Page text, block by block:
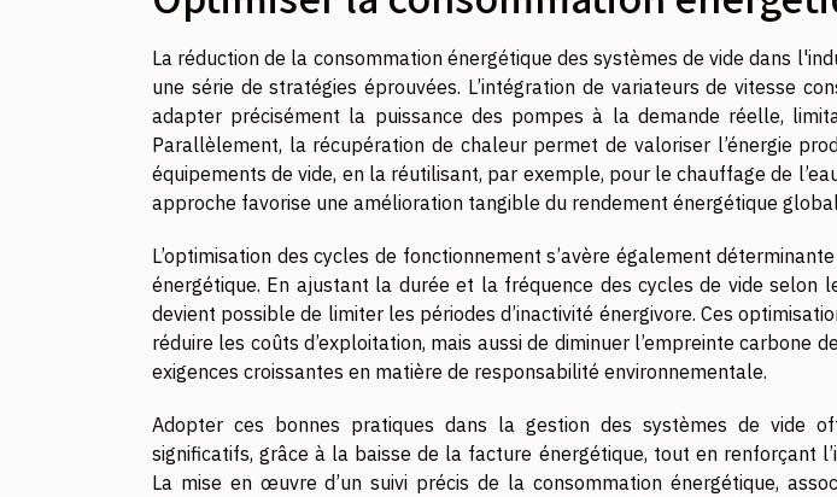
La réduction de la consommation énergétique des systèmes de vide dans
une série de stratégies éprouvées. L’intégration de variateurs de vitesse
adapter précisément la puissance des pompes à la demande réelle,
Parallèlement, la récupération de chaleur permet de valoriser l’énergie
équipements de vide, en la réutilisant, par exemple, pour le chauffage de
approche favorise une amélioration tangible du rendement énergétique
L’optimisation des cycles de fonctionnement s’avère également
énergétique. En ajustant la durée et la fréquence des cycles de vide selon
devient possible de limiter les périodes d’inactivité énergivore. Ces
réduire les coûts d’exploitation, mais aussi de diminuer l’empreinte carbone
exigences croissantes en matière de responsabilité environnementale.
Adopter ces bonnes pratiques dans la gestion des systèmes de vide
significatifs, grâce à la baisse de la facture énergétique, tout en renforçant
La mise en œuvre d’un suivi précis de la consommation énergétique,